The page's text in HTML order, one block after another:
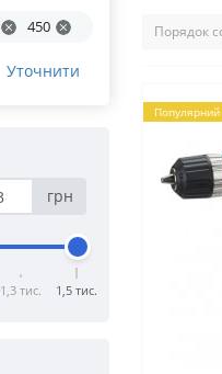
450
Уточнити
грн
1,3 тис. 1,5 тис.
Популярний